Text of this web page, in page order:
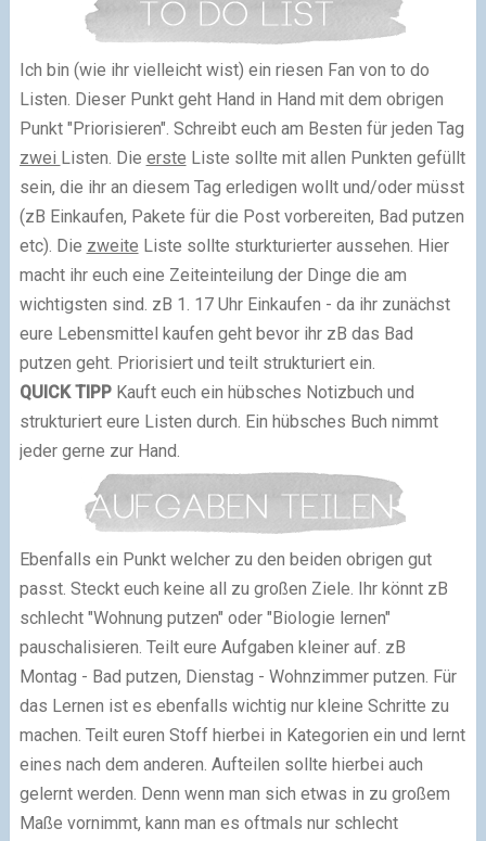
Ich bin (wie ihr vielleicht wist) ein riesen Fan von to do
Listen. Dieser Punkt geht Hand in Hand mit dem obrigen
Punkt "Priorisieren". Schreibt euch am Besten für jeden Tag
zwei Listen. Die erste Liste sollte mit allen Punkten gefüllt
sein, die ihr an diesem Tag erledigen wollt und/oder müsst
(zB Einkaufen, Pakete für die Post vorbereiten, Bad putzen
etc). Die zweite Liste sollte sturkturierter aussehen. Hier
macht ihr euch eine Zeiteinteilung der Dinge die am
wichtigsten sind. zB 1. 17 Uhr Einkaufen - da ihr zunächst
eure Lebensmittel kaufen geht bevor ihr zB das Bad
putzen geht. Priorisiert und teilt strukturiert ein.
QUICK TIPP Kauft euch ein hübsches Notizbuch und
strukturiert eure Listen durch. Ein hübsches Buch nimmt
jeder gerne zur Hand.
Ebenfalls ein Punkt welcher zu den beiden obrigen gut
passt. Steckt euch keine all zu großen Ziele. Ihr könnt zB
schlecht "Wohnung putzen" oder "Biologie lernen"
pauschalisieren. Teilt eure Aufgaben kleiner auf. zB
Montag - Bad putzen, Dienstag - Wohnzimmer putzen. Für
das Lernen ist es ebenfalls wichtig nur kleine Schritte zu
machen. Teilt euren Stoff hierbei in Kategorien ein und lernt
eines nach dem anderen. Aufteilen sollte hierbei auch
gelernt werden. Denn wenn man sich etwas in zu großem
Maße vornimmt, kann man es oftmals nur schlecht